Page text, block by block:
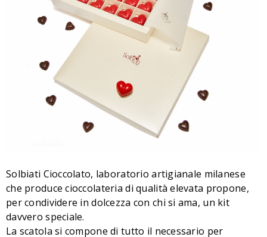
Solbiati Cioccolato, laboratorio artigianale milanese
che produce cioccolateria di qualità elevata propone,
per condividere in dolcezza con chi si ama, un kit
davvero speciale.
La scatola si compone di tutto il necessario per